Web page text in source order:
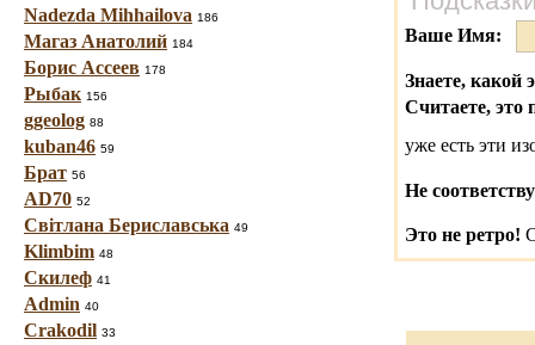
Nadezda Mihhailova 186
Магаз Анатолий 184
Борис Ассеев 178
Рыбак 156
ggeolog 88
kuban46 59
Брат 56
AD70 52
Світлана Бериславська 49
Klimbim 48
Скилеф 41
Admin 40
Crakodil 33
Ваше Имя:
Знаете, какой
Считаете, это
уже есть эти
Не
Это не ретро!